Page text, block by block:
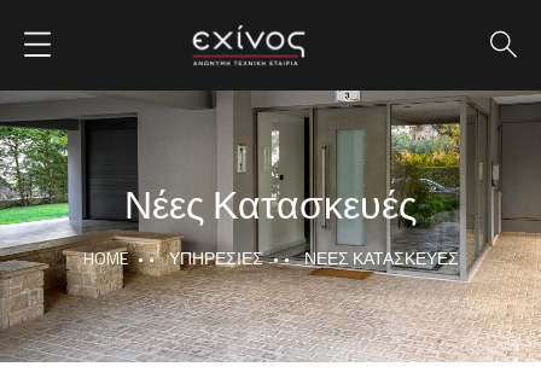
Νέες Κατασκευές
HOME ΥΠΗΡΕΣΊΕΣ ΝΈΕΣ ΚΑΤΑΣΚΕΥΈΣ